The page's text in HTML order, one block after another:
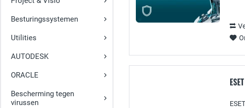
Besturingssystemen
Utilities
AUTODESK
ORACLE
Bescherming tegen
virussen